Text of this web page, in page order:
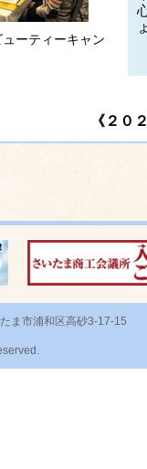
ーティーキャン
《２０
ま市浦和区高砂3-17-15